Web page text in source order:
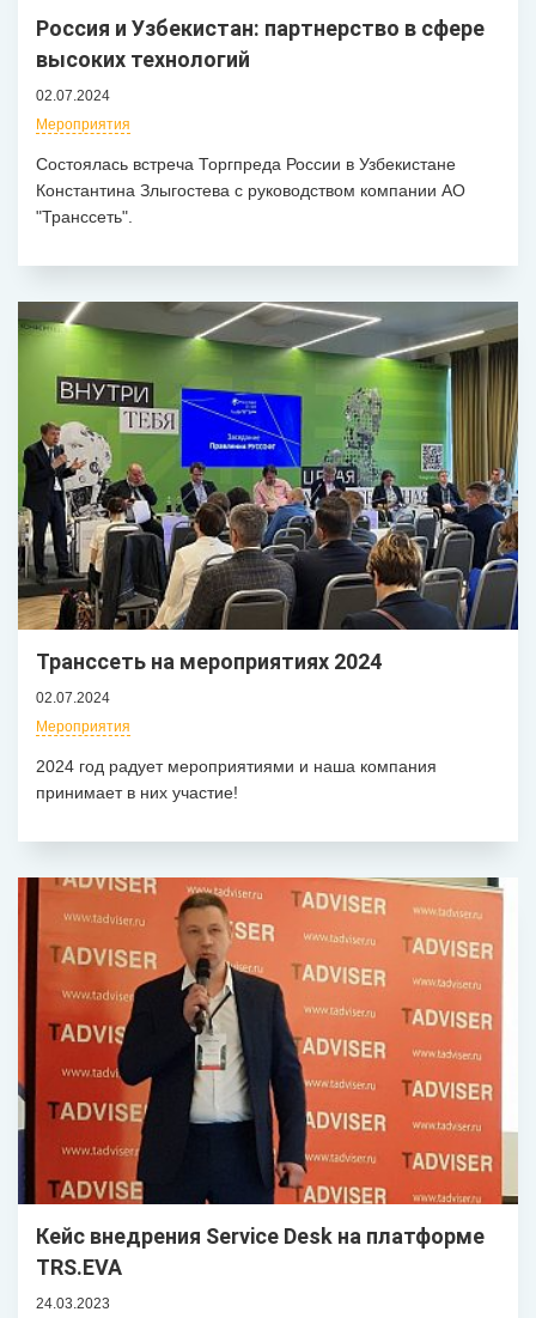
Россия и Узбекистан: партнерство в сфере
высоких технологий
02.07.2024
Мероприятия
Состоялась встреча Торгпреда России в Узбекистане
Константина Злыгостева с руководством компании АО
"Транссеть".
Транссеть на мероприятиях 2024
02.07.2024
Мероприятия
2024 год радует мероприятиями и наша компания
принимает в них участие!
Кейс внедрения Service Desk на платформе
TRS.EVA
24.03.2023